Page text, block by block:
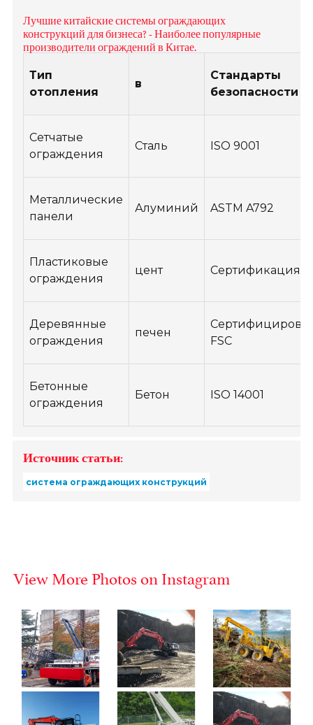
Лучшие китайские системы ограждающих
конструкций для бизнеса? - Наиболее популярные
производители ограждений в Китае.
Тип
отопления
в
Стандарты
безопасности
Сетчатые
ограждения
Сталь ISO 9001
Металлические
панели
Алуминий ASTM A792
Пластиковые
ограждения
цент Сертификация
Деревянные
ограждения
печен
FSC
Бетонные
ограждения
Бетон ISO 14001
Источник статьи:
система ограждающих конструкций
View More Photos on Instagram